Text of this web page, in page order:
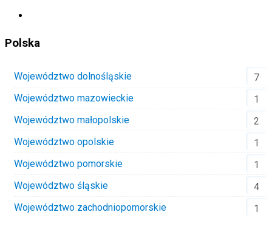
Polska
Województwo dolnośląskie
7
Województwo mazowieckie
1
Województwo małopolskie
2
Województwo opolskie
1
Województwo pomorskie
1
Województwo śląskie
4
Województwo zachodniopomorskie
1